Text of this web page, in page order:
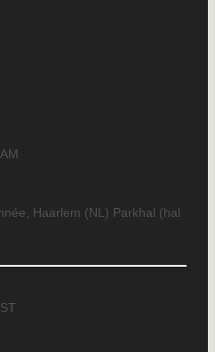
Haarlem (NL) Parkhal (hal